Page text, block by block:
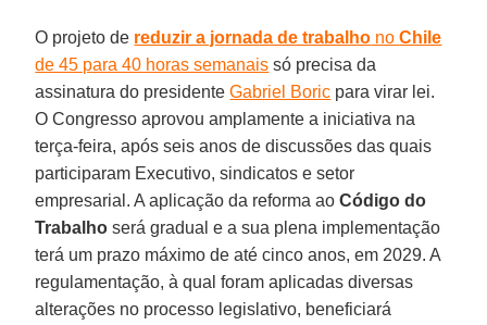
O projeto de reduzir a jornada de trabalho noChile
de 45 para 40 horas semanais só precisa da
assinatura do presidenteGabriel Boric para virar lei.
O Congresso aprovou amplamente a iniciativa na
terça-feira, após seis anos de discussões das quais
participaram Executivo, sindicatos e setor
empresarial. A aplicação da reforma aoCódigo do
Trabalho será gradual e a sua plena implementação
terá um prazo máximo de até cinco anos, em 2029. A
regulamentação, à qual foram aplicadas diversas
alterações no processo legislativo, beneficiará